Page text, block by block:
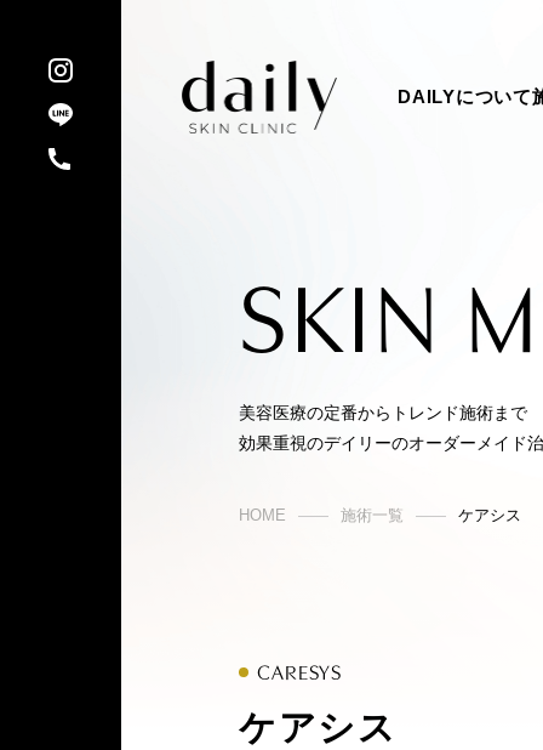
DAILYについて
SKIN
美容医療の定番からトレンド施術まで
効果重視のデイリーのオーダーメイド
HOME 施術一覧 ケアシス
CARESYS
ケアシス